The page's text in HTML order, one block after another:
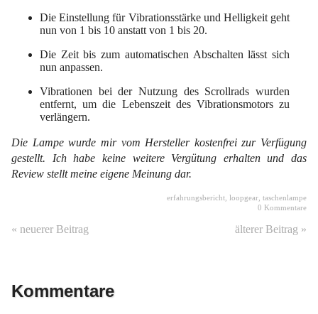
Die Einstellung für Vibrationsstärke und Helligkeit geht
nun von 1 bis 10 anstatt von 1 bis 20.
Die Zeit bis zum automatischen Abschalten lässt sich
nun anpassen.
Vibrationen bei der Nutzung des Scrollrads wurden
entfernt, um die Lebenszeit des Vibrationsmotors zu
verlängern.
Die Lampe wurde mir vom Hersteller kostenfrei zur Verfügung
gestellt. Ich habe keine weitere Vergütung erhalten und das
Review stellt meine eigene Meinung dar.
erfahrungsbericht loopgear taschenlampe
0 Kommentare
« neuerer Beitrag älterer Beitrag »
Kommentare